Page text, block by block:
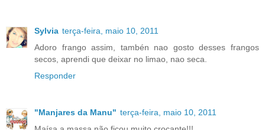
Sylvia terça-feira, maio 10, 2011
Adoro frango assim, tambén nao gosto desses frangos
secos, aprendi que deixar no limao, nao seca.
Responder
"Manjares da Manu" terça-feira, maio 10, 2011